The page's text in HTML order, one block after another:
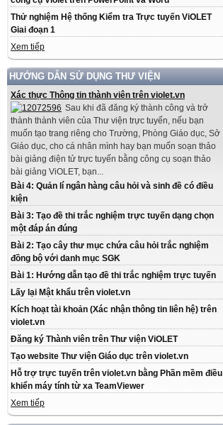
Thử nghiệm Hệ thống Kiểm tra Trực tuyến ViOLET
Giai đoạn 1
Xem tiếp
HƯỚNG DẪN SỬ DỤNG THƯ VIỆN
Xác thực Thông tin thành viên trên violet.vn
Sau khi đã đăng ký thành công và trở
thành thành viên của Thư viện trực tuyến, nếu bạn
muốn tạo trang riêng cho Trường, Phòng Giáo dục, Sở
Giáo dục, cho cá nhân mình hay bạn muốn soạn thảo
bài giảng điện tử trực tuyến bằng công cụ soạn thảo
bài giảng ViOLET, bạn...
Bài 4: Quản lí ngân hàng câu hỏi và sinh đề có điều
kiện
Bài 3: Tạo đề thi trắc nghiệm trực tuyến dạng chọn
một đáp án đúng
Bài 2: Tạo cây thư mục chứa câu hỏi trắc nghiệm
đồng bộ với danh mục SGK
Bài 1: Hướng dẫn tạo đề thi trắc nghiệm trực tuyến
Lấy lại Mật khẩu trên violet.vn
Kích hoạt tài khoản (Xác nhận thông tin liên hệ) trên
violet.vn
Đăng ký Thành viên trên Thư viện ViOLET
Tạo website Thư viện Giáo dục trên violet.vn
Hỗ trợ trực tuyến trên violet.vn bằng Phần mềm điều
khiển máy tính từ xa TeamViewer
Xem tiếp